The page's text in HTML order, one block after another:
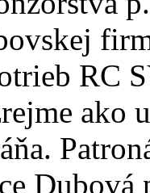
RC
ako